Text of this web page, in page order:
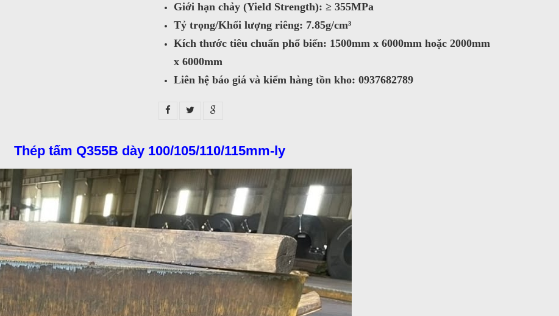
Giới hạn chảy (Yield Strength): ≥ 355MPa
Tỷ trọng/Khối lượng riêng: 7.85g/cm³
Kích thước tiêu chuẩn phổ biến: 1500mm x 6000mm hoặc 2000mm
x 6000mm
Liên hệ báo giá và kiểm hàng tồn kho: 0937682789
Thép tấm Q355B dày 100/105/110/115mm-ly